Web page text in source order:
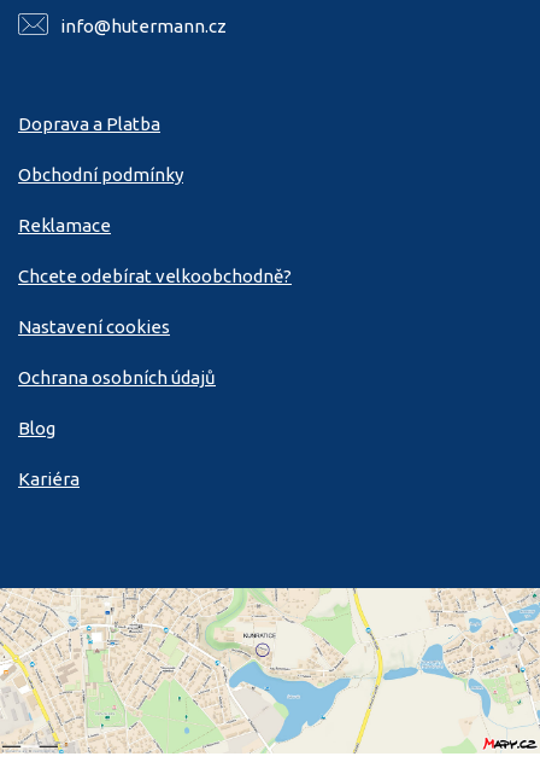
info@hutermann.cz
Doprava a Platba
Obchodní podmínky
Reklamace
Chcete odebírat velkoobchodně?
Nastavení cookies
Ochrana osobních údajů
Blog
Kariéra